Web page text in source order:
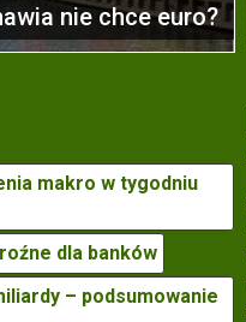
nie chce euro?
makro w tygodniu
dla banków
– podsumowanie